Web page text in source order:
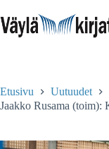
to
content
Etusivu
Uutuudet
Jaakko Rusama